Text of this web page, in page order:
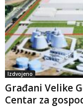
Izdvojeno
Građani Velike
Centar za